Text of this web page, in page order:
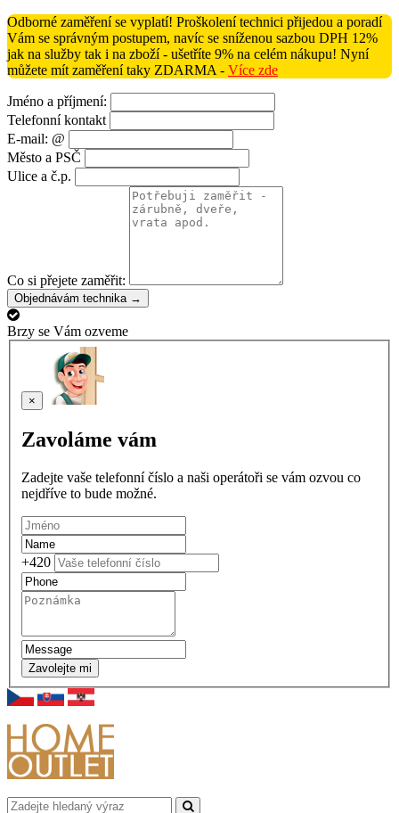
Odborné zaměření se vyplatí! Proškolení technici přijedou a poradí
Vám se správným postupem, navíc se sníženou sazbou DPH 12%
jak na služby tak i na zboží - ušetříte 9% na celém nákupu! Nyní
můžete mít zaměření taky ZDARMA - Více zde
Jméno a příjmení:
Telefonní kontakt
E-mail: @
Město a PSČ
Ulice a č.p.
Co si přejete zaměřit:
Objednávám technika →
Brzy se Vám ozveme
×
Zavoláme vám
Zadejte vaše telefonní číslo a naši operátoři se vám ozvou co
nejdříve to bude možné.
+420
Zavolejte mi